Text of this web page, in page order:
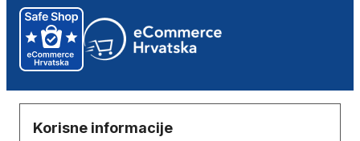
Korisne informacije